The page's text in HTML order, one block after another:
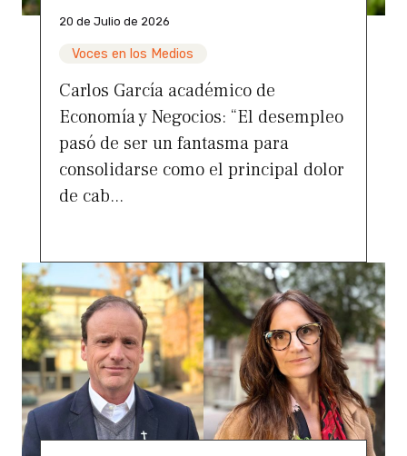
20 de Julio de 2026
Voces en los Medios
Carlos García académico de
Economía y Negocios: “El desempleo
pasó de ser un fantasma para
consolidarse como el principal dolor
de cab...